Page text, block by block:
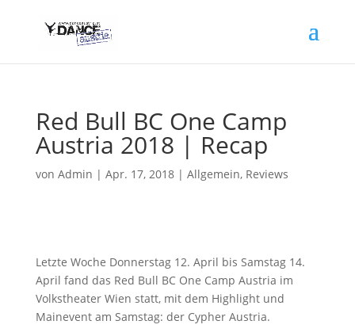
Red Bull BC One Camp
Austria 2018 | Recap
von Admin | Apr. 17, 2018| Allgemein, Reviews
Letzte Woche Donnerstag 12. April bis Samstag 14.
April fand das Red Bull BC One Camp Austria im
Volkstheater Wien statt, mit dem Highlight und
Mainevent am Samstag: der Cypher Austria.